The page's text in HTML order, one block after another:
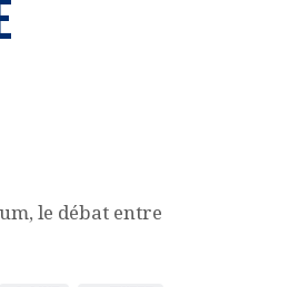
le débat entre